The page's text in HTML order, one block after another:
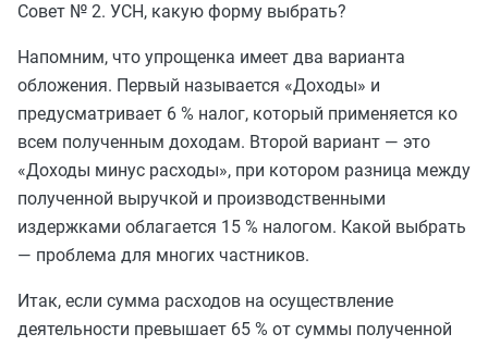
Совет № 2. УСН, какую форму выбрать?
Напомним, что упрощенка имеет два варианта
обложения. Первый называется «Доходы» и
предусматривает 6 % налог, который применяется ко
всем полученным доходам. Второй вариант — это
«Доходы минус расходы», при котором разница между
полученной выручкой и производственными
издержками облагается 15 % налогом. Какой выбрать
— проблема для многих частников.
Итак, если сумма расходов на осуществление
деятельности превышает 65 % от суммы полученной